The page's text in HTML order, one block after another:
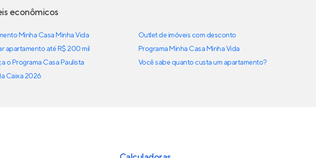
econômicos
Minha Casa Minha Vida
apartamento até R$ 200 mil
o Programa Casa Paulista
Caixa 2026
Outlet de imóveis com desconto
Programa Minha Casa Minha Vida
Você sabe quanto custa um apartamento?